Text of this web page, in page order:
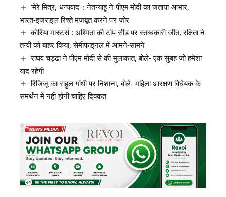
‘मेरे मित्र, धन्यवाद’ : नेतन्याहू ने पीएम मोदी का जताया आभार,
भारत-इजराइल रिश्ते मजबूत करने पर जोर
कोरिया मास्टर्स : अश्मिता की टॉप सीड पर स्तब्धकारी जीत, रक्षिता ने
तन्वी को बाहर किया, सेमीफाइनल में आमने-सामने
राघव चड्ढा ने पीएम मोदी से की मुलाकात, बोले- एक सुबह जो हमेशा
याद रहेगी
रिजिजू का राहुल गांधी पर निशाना, बोले- महिला आरक्षण विधेयक के
समर्थन में नहीं होनी चाहिए दिक्कत